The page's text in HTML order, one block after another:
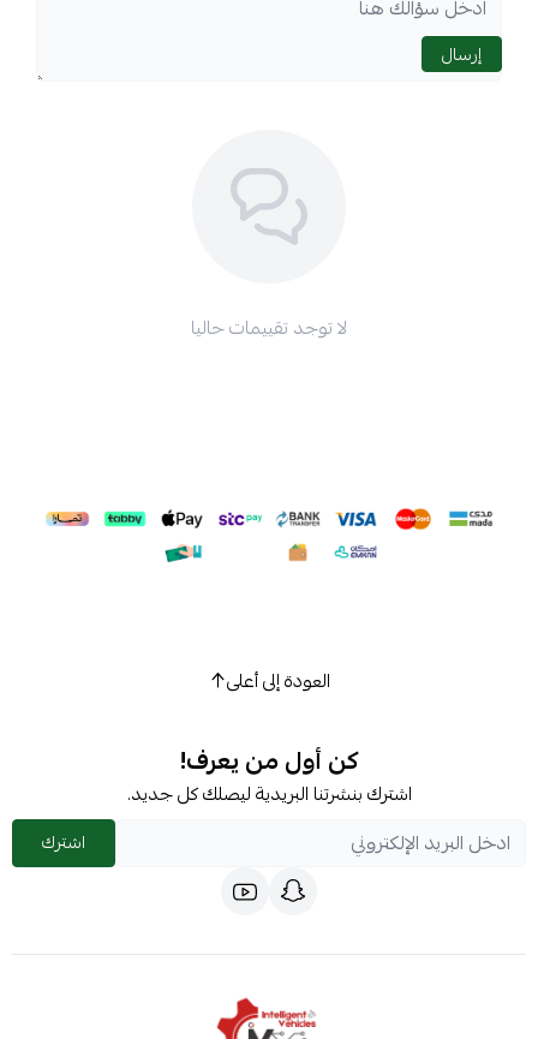
إرسال
لا توجد تقييمات حاليا
العودة إلى أعلى
كن أول من يعرف!
اشترك بنشرتنا البريدية ليصلك كل جديد.
اشترك